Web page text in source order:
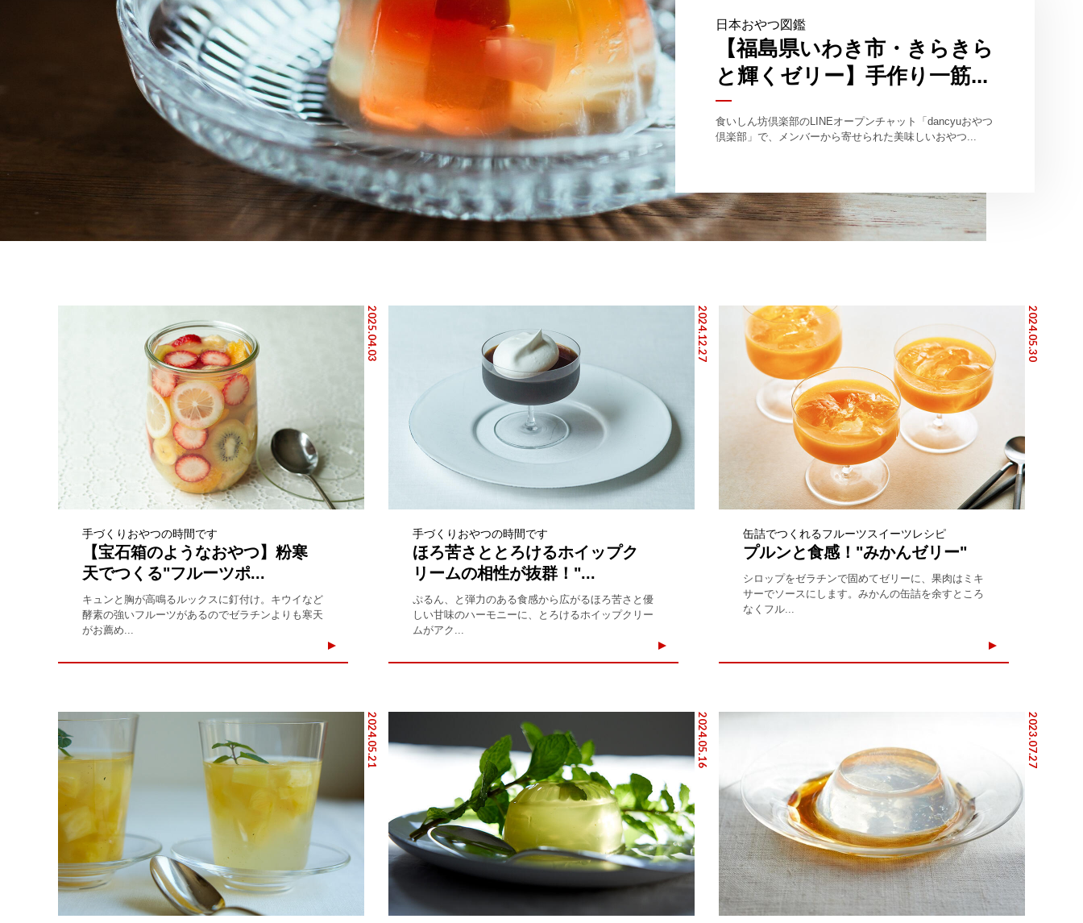
日本おやつ図鑑
【福島県いわき市・きらきら
と輝くゼリー】手作り一筋...
食いしん坊倶楽部のLINEオープンチャット「dancyuおやつ
倶楽部」で、メンバーから寄せられた美味しいおやつ...
2025.04.03
手づくりおやつの時間です
【宝石箱のようなおやつ】粉寒
天でつくる"フルーツポ...
キュンと胸が高鳴るルックスに釘付け。キウイなど
酵素の強いフルーツがあるのでゼラチンよりも寒天
がお薦め...
2024.12.27
手づくりおやつの時間です
ほろ苦さととろけるホイップク
リームの相性が抜群！"...
ぷるん、と弾力のある食感から広がるほろ苦さと優
しい甘味のハーモニーに、とろけるホイップクリー
ムがアク...
2024.05.30
缶詰でつくれるフルーツスイーツレシピ
プルンと食感！"みかんゼリー"
シロップをゼラチンで固めてゼリーに、果肉はミキ
サーでソースにします。みかんの缶詰を余すところ
なくフル...
2024.05.21 2024.05.16 2023.07.27